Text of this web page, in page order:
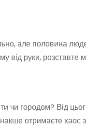
але половина
руки, розставте
чи городом? Від
отримаєте хаос